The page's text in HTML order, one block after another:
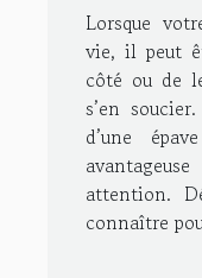
Lorsque
vie, il peut
côté ou de
s’en
d’une
attention.
connaître